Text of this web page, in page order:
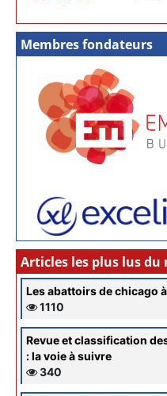
Membres fondateurs
Articles les plus lus du
Les abattoirs de chicago
1110
Revue et classification
: la voie à suivre
340